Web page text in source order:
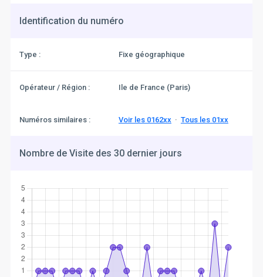
Identification du numéro
Type : Fixe géographique
Opérateur / Région : Ile de France (Paris)
Numéros similaires : Voir les 0162xx· Tous les 01xx
Nombre de Visite des 30 dernier jours